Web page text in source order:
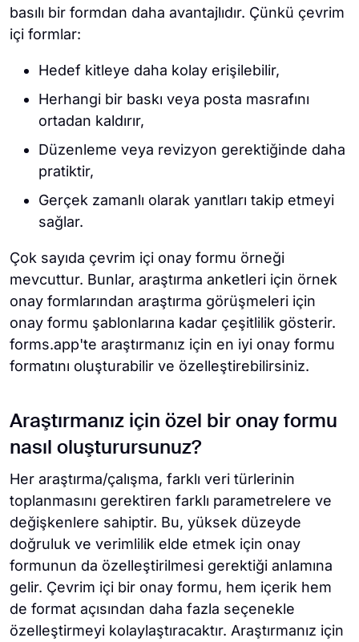
basılı bir formdan daha avantajlıdır. Çünkü çevrim
içi formlar:
Hedef kitleye daha kolay erişilebilir,
Herhangi bir baskı veya posta masrafını
ortadan kaldırır,
Düzenleme veya revizyon gerektiğinde daha
pratiktir,
Gerçek zamanlı olarak yanıtları takip etmeyi
sağlar.
Çok sayıda çevrim içi onay formu örneği
mevcuttur. Bunlar, araştırma anketleri için örnek
onay formlarından araştırma görüşmeleri için
onay formu şablonlarına kadar çeşitlilik gösterir.
forms.app'te araştırmanız için en iyi onay formu
formatını oluşturabilir ve özelleştirebilirsiniz.
Araştırmanız için özel bir onay formu
nasıl oluşturursunuz?
Her araştırma/çalışma, farklı veri türlerinin
toplanmasını gerektiren farklı parametrelere ve
değişkenlere sahiptir. Bu, yüksek düzeyde
doğruluk ve verimlilik elde etmek için onay
formunun da özelleştirilmesi gerektiği anlamına
gelir. Çevrim içi bir onay formu, hem içerik hem
de format açısından daha fazla seçenekle
özelleştirmeyi kolaylaştıracaktır. Araştırmanız için